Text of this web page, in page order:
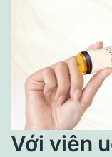
Với viên